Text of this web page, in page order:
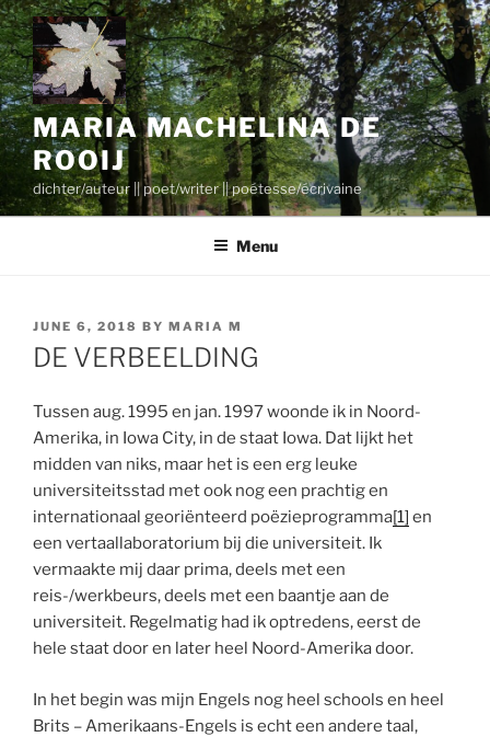
Skip
to
content
MARIA MACHELINA DE
ROOIJ
dichter/auteur || poet/writer || poétesse/écrivaine
Menu
POSTED
ON
JUNE 6, 2018 BY MARIA M
DE VERBEELDING
Tussen aug. 1995 en jan. 1997 woonde ik in Noord-
Amerika, in Iowa City, in de staat Iowa. Dat lijkt het
midden van niks, maar het is een erg leuke
universiteitsstad met ook nog een prachtig en
internationaal georiënteerd poëzieprogramma[1] en
een vertaallaboratorium bij die universiteit. Ik
vermaakte mij daar prima, deels met een
reis-/werkbeurs, deels met een baantje aan de
universiteit. Regelmatig had ik optredens, eerst de
hele staat door en later heel Noord-Amerika door.
In het begin was mijn Engels nog heel schools en heel
Brits – Amerikaans-Engels is echt een andere taal,